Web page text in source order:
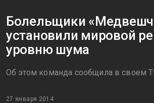
Болельщики
установили мировой
уровню шума
Об этом команда сообщила в своем
27 января 2014